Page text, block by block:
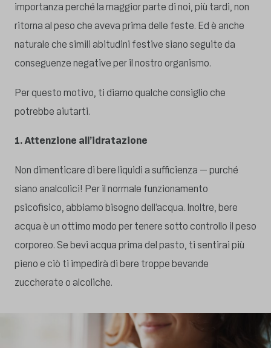
importanza perché la maggior parte di noi, più tardi, non
ritorna al peso che aveva prima delle feste. Ed è anche
naturale che simili abitudini festive siano seguite da
conseguenze negative per il nostro organismo.
Per questo motivo, ti diamo qualche consiglio che
potrebbe aiutarti.
1. Attenzione all’idratazione
Non dimenticare di bere liquidi a sufficienza – purché
siano analcolici! Per il normale funzionamento
psicofisico, abbiamo bisogno dell’acqua. Inoltre, bere
acqua è un ottimo modo per tenere sotto controllo il peso
corporeo. Se bevi acqua prima del pasto, ti sentirai più
pieno e ciò ti impedirà di bere troppe bevande
zuccherate o alcoliche.